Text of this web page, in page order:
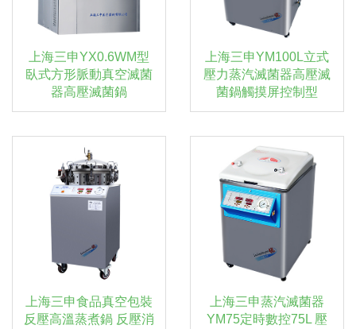
上海三申YX0.6WM型
臥式方形脈動真空滅菌
器高壓滅菌鍋
上海三申YM100L立式
壓力蒸汽滅菌器高壓滅
菌鍋觸摸屏控制型
上海三申食品真空包裝
反壓高溫蒸煮鍋 反壓消
上海三申蒸汽滅菌器
YM75定時數控75L 壓